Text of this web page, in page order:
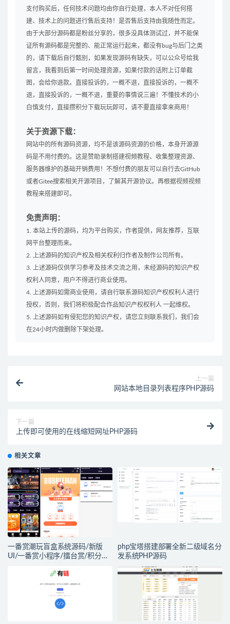
支付购买后，任何技术问题均由你自行处理，本人不对任何搭
建、技术上的问题进行售后支持！是否售后支持由我随性而定。
由于大部分源码都是粉丝分享的，很多没具体测试过，并不能保
证所有源码都是完整的、能正常运行起来，都没有bug与后门之类
的，请下载后自行甄别，如果发现源码有缺失，可以公众号给我
留言，我看到后第一时间处理资源，如果付款的话附上订单截
图，会给你退款。直接投诉的，一概不退，直接投诉的，一概不
退，直接投诉的，一概不退，重要的事情说三遍！不懂技术的小
白慎支付，直接攒积分下载玩玩即可，请不要直接拿来商用！
关于资源下载：
网站中的所有源码资源，均不是该源码资源的价格，本身开源源
码是不用付费的。这是赞助录制搭建视频教程、收集整理资源、
服务器维护的基础开销费用！不想付费的朋友可以自行去GitHub
或者Gitee搜索相关开源项目，了解其开源协议。再根据视频视频
教程来搭建即可。
免责声明：
1. 本站上传的源码，均为平台购买，作者提供，网友推荐，互联
网平台整理而来。
2. 上述源码的知识产权及相关权利归作者及制作公司所有。
3. 上述源码仅供学习参考及技术交流之用，未经源码的知识产权
权利人同意，用户不得进行商业使用。
4. 上述源码如需商业使用，请自行联系源码知识产权权利人进行
授权，否则，我们将积极配合作品知识产权权利人 一起维权。
5. 上述源码如有侵犯您的知识产权，请您立刻联系我们，我们会
在24小时内做删除下架处理。
上一篇
网站本地目录列表程序PHP源码
下一篇
上传即可使用的在线缩短网址PHP源码
相关文章
一番赏潮玩盲盒系统源码/新版
UI/一番赏小程序/擂台赏/积分赏/
php宝塔搭建部署全新二级域名分
发系统PHP源码